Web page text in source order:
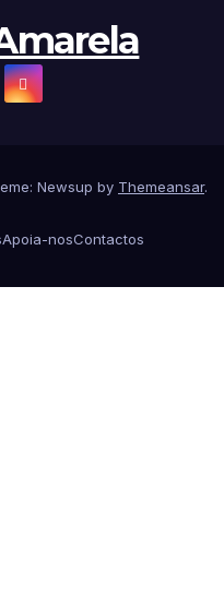
Newsup by Themeansar.
Apoia-nosContactos